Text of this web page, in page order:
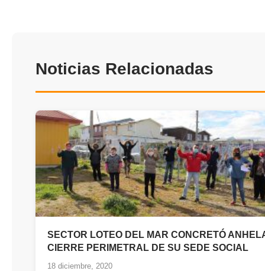
Noticias Relacionadas
SECTOR LOTEO DEL MAR CONCRETÓ
CIERRE PERIMETRAL DE SU SEDE SOCIAL
18 diciembre, 2020